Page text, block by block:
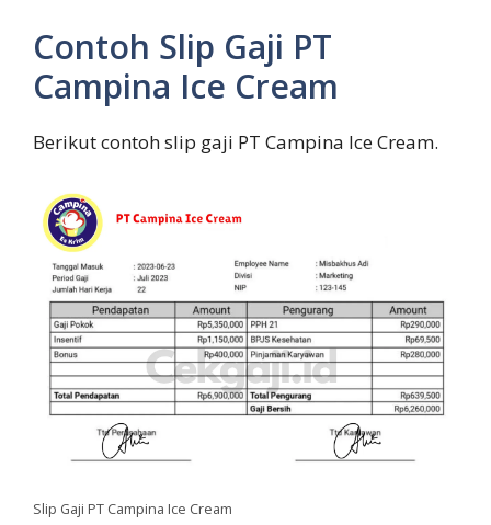
Contoh Slip Gaji PT
Campina Ice Cream
Berikut contoh slip gaji PT Campina Ice Cream.
Slip Gaji PT Campina Ice Cream